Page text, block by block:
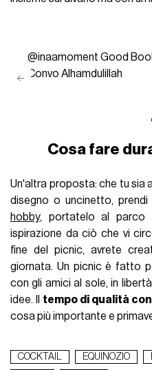
@inaamoment Good
Convo Alhamdulillah
Cosa fare
Un'altra proposta: che tu sia
disegno o uncinetto,
hobby, portatelo al parco
ispirazione da ciò che vi
fine del picnic, avrete
giornata. Un picnic è fatto
con gli amici al sole, in
idee. Il tempo di qualità
cosa più importante e
COCKTAIL EQUINOZIO